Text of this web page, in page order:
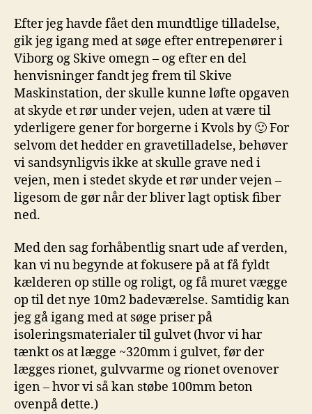
Efter jeg havde fået den mundtlige tilladelse,
gik jeg igang med at søge efter entrepenører i
Viborg og Skive omegn – og efter en del
henvisninger fandt jeg frem til Skive
Maskinstation, der skulle kunne løfte opgaven
at skyde et rør under vejen, uden at være til
yderligere gener for borgerne i Kvols by 🙂 For
selvom det hedder en gravetilladelse, behøver
vi sandsynligvis ikke at skulle grave ned i
vejen, men i stedet skyde et rør under vejen –
ligesom de gør når der bliver lagt optisk fiber
ned.
Med den sag forhåbentlig snart ude af verden,
kan vi nu begynde at fokusere på at få fyldt
kælderen op stille og roligt, og få muret vægge
op til det nye 10m2 badeværelse. Samtidig kan
jeg gå igang med at søge priser på
isoleringsmaterialer til gulvet (hvor vi har
tænkt os at lægge ~320mm i gulvet, før der
lægges rionet, gulvvarme og rionet ovenover
igen – hvor vi så kan støbe 100mm beton
ovenpå dette.)